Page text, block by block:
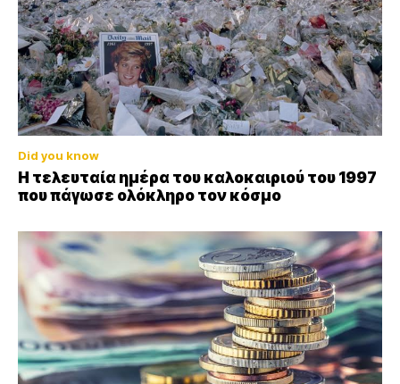
Did you know
Η τελευταία ημέρα του καλοκαιριού του 1997
που πάγωσε ολόκληρο τον κόσμο